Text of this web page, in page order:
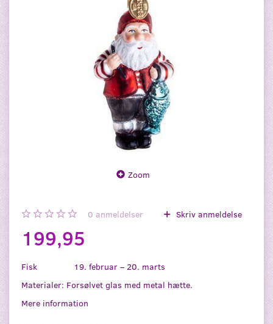
Zoom
0 anmeldelser Skriv anmeldelse
199,95
Fisk 19. februar – 20. marts
Materialer: Forsølvet glas med metal hætte.
Mere information